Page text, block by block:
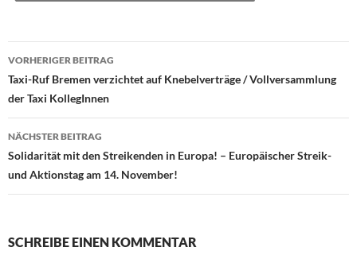
Beitragsnavigation
VORHERIGER BEITRAG
Taxi-Ruf Bremen verzichtet auf Knebelverträge / Vollversammlung
der Taxi KollegInnen
NÄCHSTER BEITRAG
Solidarität mit den Streikenden in Europa! – Europäischer Streik-
und Aktionstag am 14. November!
SCHREIBE EINEN KOMMENTAR